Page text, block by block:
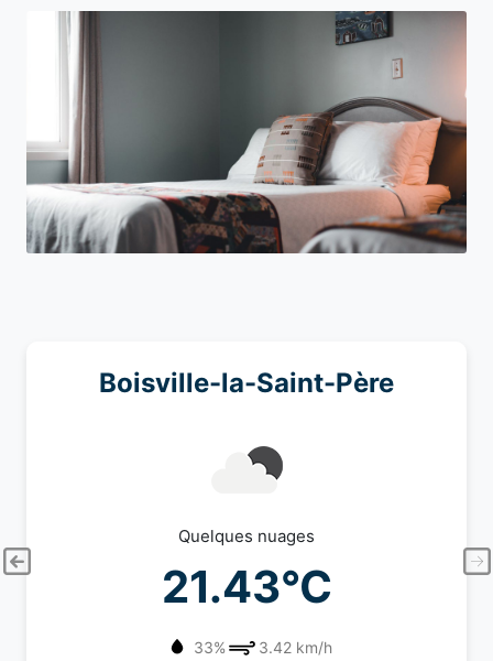
Boisville-la-Saint-Père
Quelques nuages
21.43°C
33% 3.42 km/h